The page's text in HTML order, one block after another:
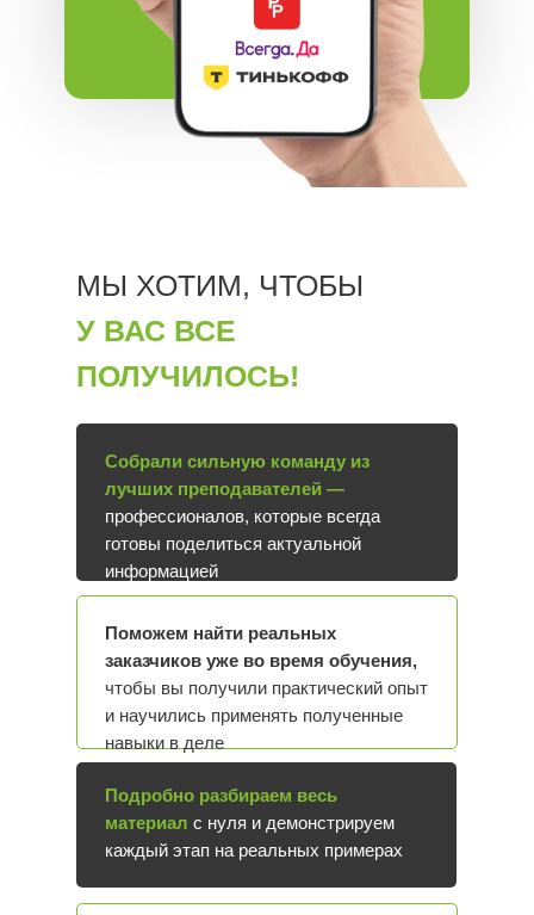
МЫ ХОТИМ, ЧТОБЫ
У ВАС ВСЕ
ПОЛУЧИЛОСЬ!
Собрали сильную команду из
лучших преподавателей —
профессионалов, которые всегда
готовы поделиться актуальной
информацией
Подробно разбираем весь
материал с нуля и демонстрируем
каждый этап на реальных примерах
Поможем найти реальных
заказчиков уже во время обучения,
чтобы вы получили практический опыт
и научились применять полученные
навыки в деле